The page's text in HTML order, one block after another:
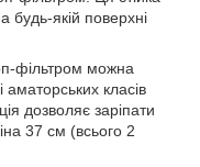
будь-якій поверхні
фільтром можна
аматорських класів
дозволяє заріпати
37 см (всього 2